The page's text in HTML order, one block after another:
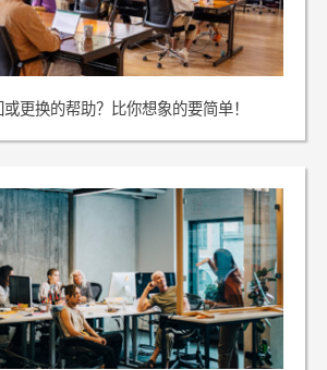
更换的帮助？比你想象的要简单！